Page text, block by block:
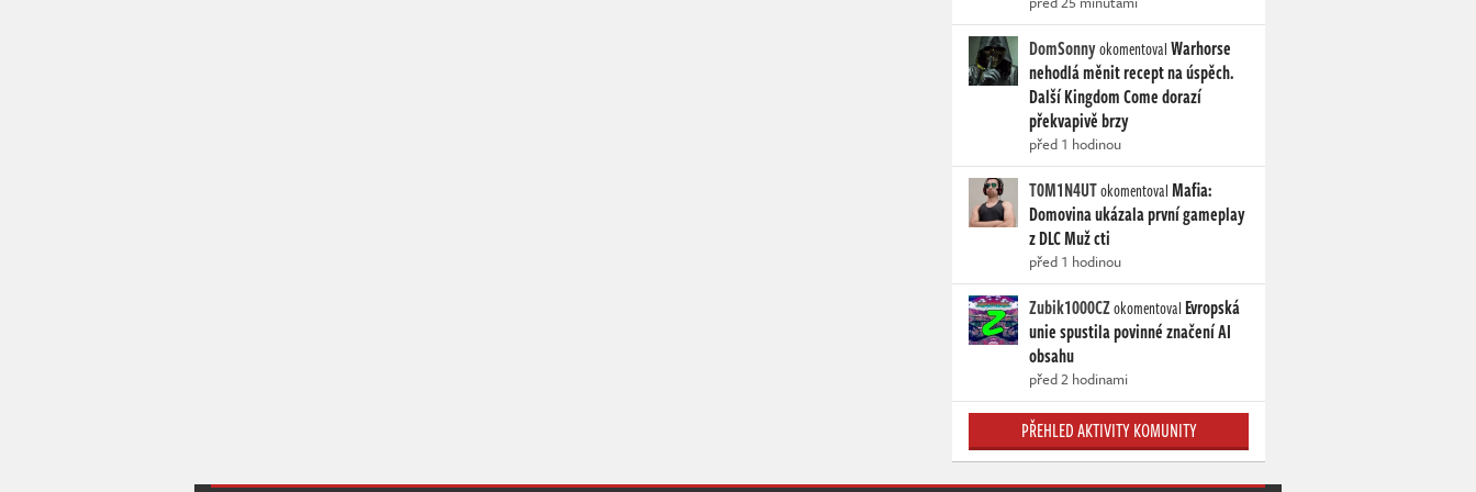
DomSonnyokomentovalWarhorse
nehodlá měnit recept na úspěch.
Další Kingdom Come dorazí
překvapivě brzy
před 1 hodinou
T0M1N4UTokomentovalMafia:
Domovina ukázala první gameplay
z DLC Muž cti
před 1 hodinou
Zubik1000CZokomentoval Evropská
unie spustila povinné značení AI
obsahu
před 2 hodinami
PŘEHLED AKTIVITY KOMUNITY